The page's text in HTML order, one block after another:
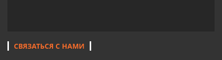
СВЯЗАТЬСЯ С НАМИ